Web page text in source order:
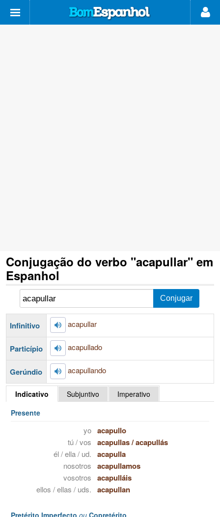
Conjugação do verbo "acapullar" em
Espanhol
Infinitivo acapullar
Particípio acapullado
Gerúndio acapullando
Indicativo Subjuntivo
Imperativo
Presente
yo acapullo
tú / vos acapullas/acapullás
él / ella / ud. acapulla
nosotros acapullamos
vosotros acapulláis
ellos / ellas / uds. acapullan
Pretérito Imperfecto ou Copretérito